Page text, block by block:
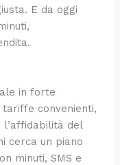
E da oggi
in forte
convenienti,
del
cerca un piano
minuti, SMS e